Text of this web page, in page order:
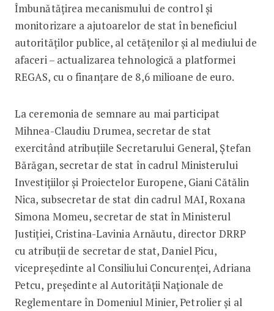
Îmbunătățirea mecanismului de control și
monitorizare a ajutoarelor de stat în beneficiul
autorităților publice, al cetățenilor și al mediului de
afaceri – actualizarea tehnologică a platformei
REGAS, cu o finanțare de 8,6 milioane de euro.
La ceremonia de semnare au mai participat
Mihnea-Claudiu Drumea, secretar de stat
exercitând atribuțiile Secretarului General, Ștefan
Bărăgan, secretar de stat în cadrul Ministerului
Investițiilor și Proiectelor Europene, Giani Cătălin
Nica, subsecretar de stat din cadrul MAI, Roxana
Simona Momeu, secretar de stat în Ministerul
Justiției, Cristina-Lavinia Arnăutu, director DRRP
cu atribuții de secretar de stat, Daniel Picu,
vicepreședinte al Consiliului Concurenței, Adriana
Petcu, președinte al Autorității Naționale de
Reglementare în Domeniul Minier, Petrolier și al